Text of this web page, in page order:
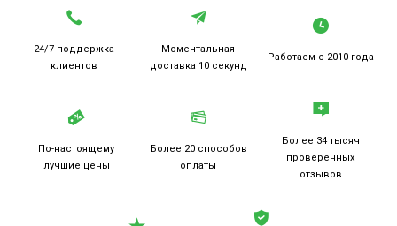
24/7 поддержка
клиентов
Моментальная
доставка 10 секунд
Работаем с 2010 года
По-настоящему
лучшие цены
Более 20 способов
оплаты
Более 34 тысяч
проверенных
отзывов